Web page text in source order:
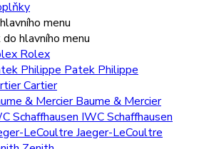
menu
hlavního menu
Rolex
Patek Philippe
Cartier
Baume & Mercier
IWC Schaffhausen
Jaeger-LeCoultre